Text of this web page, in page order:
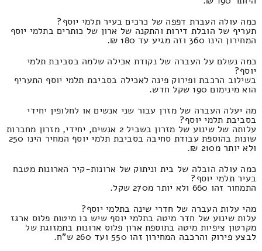
כמה עולה העברת דפפה של כרכים בעיר תלמי יוסף?
תעריף של הובלת דירות והתקנה של ארון של כותרים בתלמי יוסף
המחירון הינו 360 וזה מגיע עד 180 ₪.
כמה נשלם על העברה של נקודת אכילה שלמה בסביבת תלמי
יוסף?
בשילוב הרכבת ופירוק פינה לאכילה בסביבת תלמי יוסף התעריף
הוא מינימום 190 שקל חדש.
מה יעלה העברה של מזרן עבור שני אנשים או לחלופין יחידי
בסביבת תלמי יוסף?
עלותה של שינוע של מזרון בשביל 2 אנשים, יחידי, מזרון מחברות
שונות בהוספת עבודת סחיבה בסביבת תלמי יוסף המחיר הינו 250
ולא יותר מ210 ₪.
כמה עולה הובלה של בית וניתוק של ארונות-קיר הארונות מטבח
בעיר תלמי יוסף?
התמחור זהו 660 ולא יותר מ270 שקל.
מהי עלות העברה של חדרי שינה בתלמי יוסף?
עלות שינוע של חדר מיטה בתלמי יוסף שיש בו מיטות פלוס ארגז
מקרטון ציפיות מיטה בתוספת ארון פלוס ארונות בתמזוגת של
לבצע פירוק והרכבה המחירון זהו 550 ועד 260 ש"ח.